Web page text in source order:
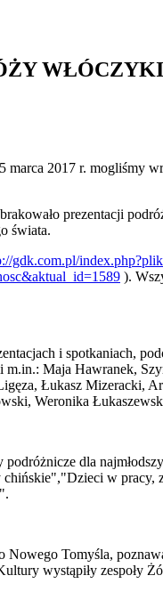
2017 r. mogliśmy
prezentacji
świata.
gdk.com.pl/
).
i spotkaniach,
Maja Hawranek,
Łukasz
Weronika
dla
w
Tomyśla,
wystąpiły zespoły